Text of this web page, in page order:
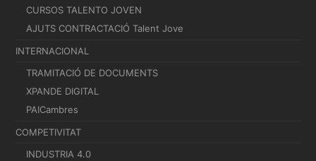
CURSOS TALENTO JOVEN
AJUTS CONTRACTACIÓ Talent Jove
INTERNACIONAL
TRAMITACIÓ DE DOCUMENTS
XPANDE DIGITAL
PAICambres
COMPETIVITAT
INDUSTRIA 4.0